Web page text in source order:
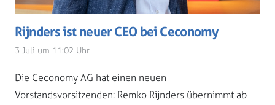
Rijnders ist neuer CEO bei Ceconomy
3 Juli um 11:02 Uhr
Die Ceconomy AG hat einen neuen
Vorstandsvorsitzenden: Remko Rijnders übernimmt ab